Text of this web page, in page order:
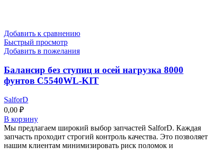
Добавить к сравнению
Быстрый просмотр
Добавить в пожелания
Балансир без ступиц и осей нагрузка 8000
фунтов C5540WL-KIT
SalforD
0,00 ₽
В корзину
Мы предлагаем широкий выбор запчастей SalforD. Каждая
запчасть проходит строгий контроль качества. Это позволяет
нашим клиентам минимизировать риск поломок и